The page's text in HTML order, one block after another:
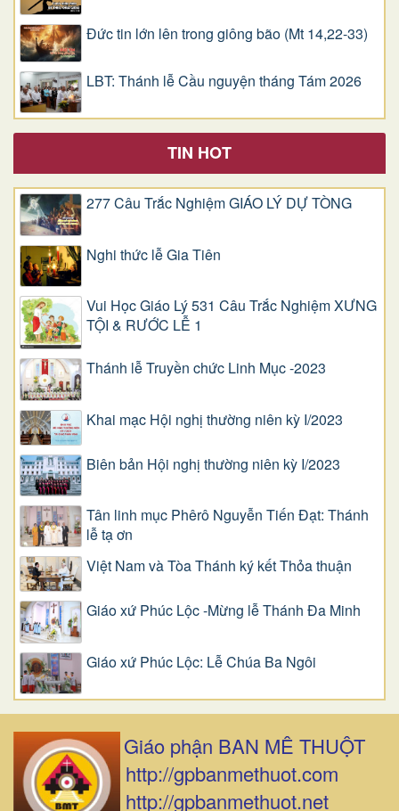
Đức tin lớn lên trong giông bão (Mt 14,22-33)
LBT: Thánh lễ Cầu nguyện tháng Tám 2026
TIN HOT
277 Câu Trắc Nghiệm GIÁO LÝ DỰ TÒNG
Nghi thức lễ Gia Tiên
Vui Học Giáo Lý 531 Câu Trắc Nghiệm XƯNG
TỘI & RƯỚC LỄ 1
Thánh lễ Truyền chức Linh Mục -2023
Khai mạc Hội nghị thường niên kỳ I/2023
Biên bản Hội nghị thường niên kỳ I/2023
Tân linh mục Phêrô Nguyễn Tiến Đạt: Thánh
lễ tạ ơn
Việt Nam và Tòa Thánh ký kết Thỏa thuận
Giáo xứ Phúc Lộc -Mừng lễ Thánh Đa Minh
Giáo xứ Phúc Lộc: Lễ Chúa Ba Ngôi
Giáo phận BAN MÊ THUỘT
http://gpbanmethuot.com
http://gpbanmethuot.net